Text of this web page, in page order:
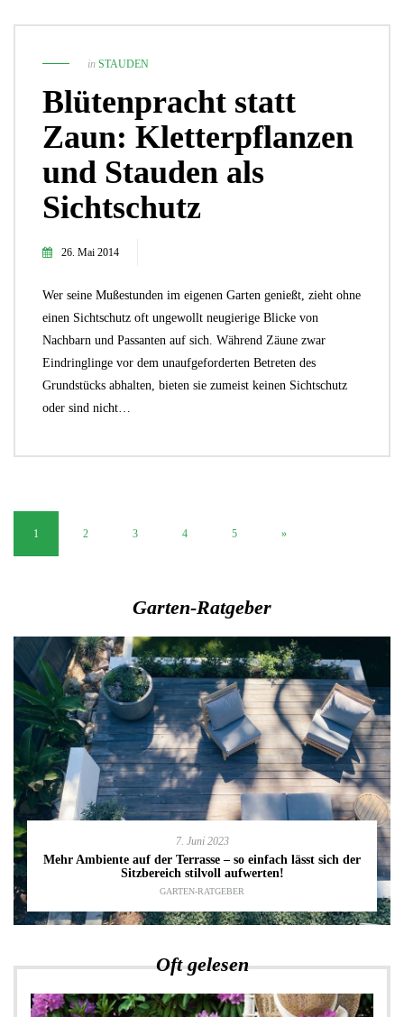
in STAUDEN
Blütenpracht statt
Zaun: Kletterpflanzen
und Stauden als
Sichtschutz
26. Mai 2014
Wer seine Mußestunden im eigenen Garten genießt, zieht ohne
einen Sichtschutz oft ungewollt neugierige Blicke von
Nachbarn und Passanten auf sich. Während Zäune zwar
Eindringlinge vor dem unaufgeforderten Betreten des
Grundstücks abhalten, bieten sie zumeist keinen Sichtschutz
oder sind nicht…
1 2 3 4 5 »
Garten-Ratgeber
7. Juni 2023
Mehr Ambiente auf der Terrasse – so einfach lässt sich der
Sitzbereich stilvoll aufwerten!
GARTEN-RATGEBER
Oft gelesen